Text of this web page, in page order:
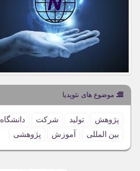
موضوع های نئوپدیا
پژوهش تولید شركت دانشگاه
بین المللی
آموزش پژوهشی